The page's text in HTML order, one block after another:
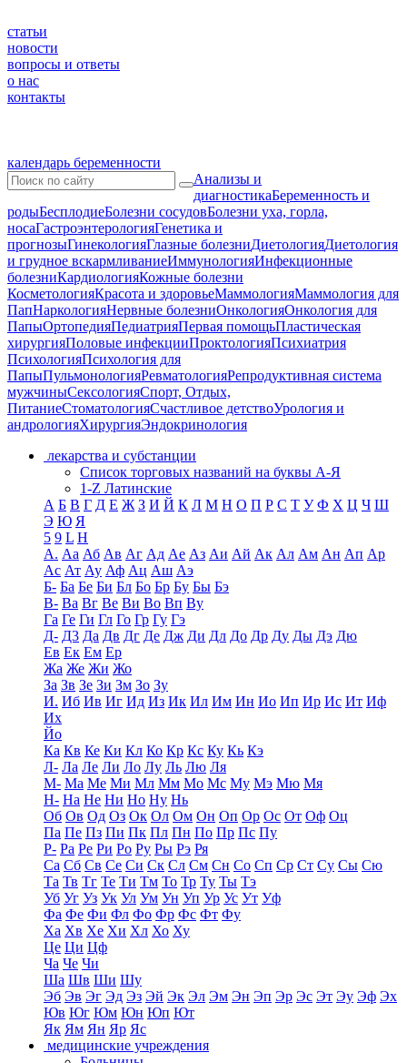
статьи
новости
вопросы и ответы
о нас
контакты
календарь беременности
Анализы и
диагностикаБеременность и
родыБесплодиеБолезни сосудовБолезни уха, горла,
носаГастроэнтерологияГенетика и
прогнозыГинекологияГлазные болезниДиетологияДиетология
и грудное вскармливаниеИммунологияИнфекционные
болезниКардиологияКожные болезни
КосметологияКрасота и здоровьеМаммологияМаммология для
ПапНаркологияНервные болезниОнкологияОнкология для
ПапыОртопедияПедиатрияПервая помощьПластическая
хирургияПоловые инфекцииПроктологияПсихиатрия
ПсихологияПсихология для
ПапыПульмонологияРевматологияРепродуктивная система
мужчиныСексологияСпорт, Отдых,
ПитаниеСтоматологияСчастливое детствоУрология и
андрологияХирургияЭндокринология
лекарства и субстанции
Список торговых названий на буквы А-Я
1-Z Латинские
А Б В Г Д Е Ж З И Й К Л М Н О П Р С Т У Ф Х Ц Ч Ш
Э Ю Я
5 9 L H
А. Аа Аб Ав Аг Ад Ае Аз Аи Ай Ак Ал Ам Ан Ап Ар
Ас Ат Ау Аф Ац Аш Аэ
Б- Ба Бе Би Бл Бо Бр Бу Бы Бэ
В- Ва Вг Ве Ви Во Вп Ву
Га Ге Ги Гл Го Гр Гу Гэ
Д- Д3 Да Дв Дг Де Дж Ди Дл До Др Ду Ды Дэ Дю
Ев Ек Ем Ер
Жа Же Жи Жо
За Зв Зе Зи Зм Зо Зу
И. Иб Ив Иг Ид Из Ик Ил Им Ин Ио Ип Ир Ис Ит Иф
Их
Йо
Ка Кв Ке Ки Кл Ко Кр Кс Ку Кь Кэ
Л- Ла Ле Ли Ло Лу Ль Лю Ля
М- Ма Ме Ми Мл Мм Мо Мс Му Мэ Мю Мя
Н- На Не Ни Но Ну Нь
Об Ов Од Оз Ок Ол Ом Он Оп Ор Ос От Оф Оц
Па Пе Пз Пи Пк Пл Пн По Пр Пс Пу
Р- Ра Ре Ри Ро Ру Ры Рэ Ря
Са Сб Св Се Си Ск Сл См Сн Со Сп Ср Ст Су Сы Сю
Та Тв Тг Те Ти Тм То Тр Ту Ты Тэ
Уб Уг Уз Ук Ул Ум Ун Уп Ур Ус Ут Уф
Фа Фе Фи Фл Фо Фр Фс Фт Фу
Ха Хв Хе Хи Хл Хо Ху
Це Ци Цф
Ча Че Чи
Ша Шв Ши Шу
Эб Эв Эг Эд Эз Эй Эк Эл Эм Эн Эп Эр Эс Эт Эу Эф Эх
Юв Юг Юм Юн Юп Ют
Як Ям Ян Яр Яс
медицинские учреждения